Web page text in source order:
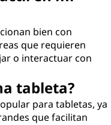
bien con
que requieren
o interactuar con
tableta?
para tabletas, ya
que facilitan